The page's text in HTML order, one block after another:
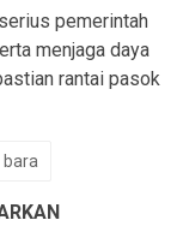
pemerintah
menjaga daya
rantai pasok
bara